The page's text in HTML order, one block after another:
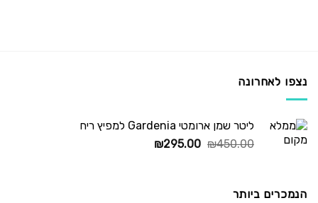
נצפו לאחרונה
ליטר שמן ארומטי Gardenia למפיץ ריח
₪450.00
המחיר
₪295.00
המחיר
הנמכרים ביותר